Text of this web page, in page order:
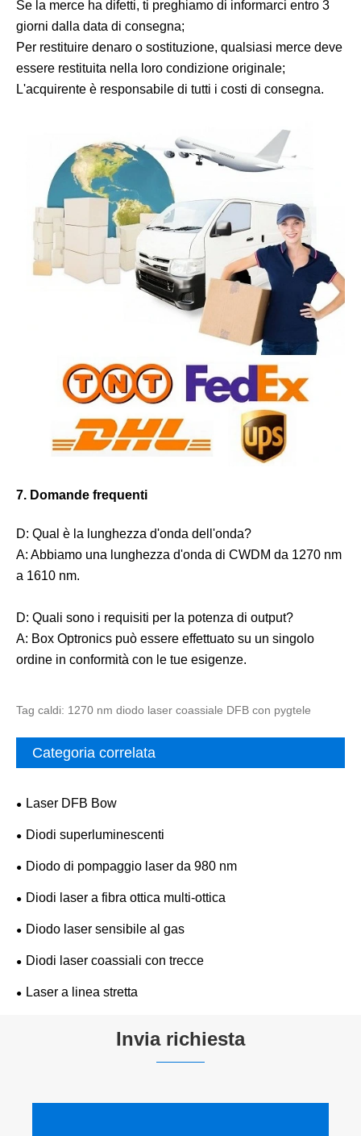
Se la merce ha difetti, ti preghiamo di informarci entro 3
giorni dalla data di consegna;
Per restituire denaro o sostituzione, qualsiasi merce deve
essere restituita nella loro condizione originale;
L'acquirente è responsabile di tutti i costi di consegna.
7. Domande frequenti
D: Qual è la lunghezza d'onda dell'onda?
A: Abbiamo una lunghezza d'onda di CWDM da 1270 nm
a 1610 nm.
D: Quali sono i requisiti per la potenza di output?
A: Box Optronics può essere effettuato su un singolo
ordine in conformità con le tue esigenze.
Tag caldi: 1270 nm diodo laser coassiale DFB con pygtele
Categoria correlata
Laser DFB Bow
Diodi superluminescenti
Diodo di pompaggio laser da 980 nm
Diodi laser a fibra ottica multi-ottica
Diodo laser sensibile al gas
Diodi laser coassiali con trecce
Laser a linea stretta
Invia richiesta